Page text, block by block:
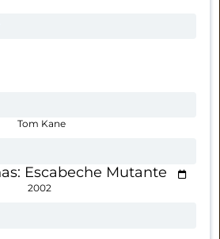
Tom Kane
Escabeche Mutante
2002